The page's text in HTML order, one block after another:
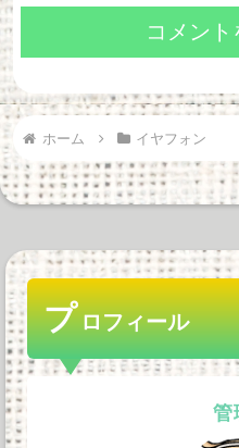
コメン
ホーム イヤフォン
プロフィール
管